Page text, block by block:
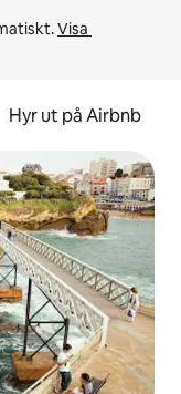
Visa
Hyr ut på Airbnb